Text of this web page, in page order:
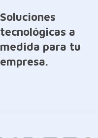
Soluciones
tecnológicas a
medida para tu
empresa.